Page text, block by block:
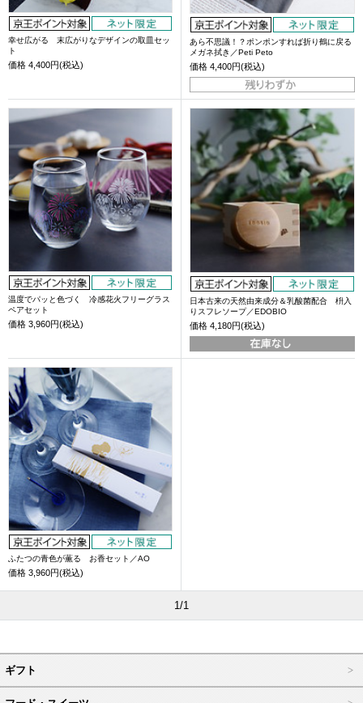
幸せ広がる 末広がりなデザインの取皿セッ
ト
価格 4,400円(税込)
あら不思議！？ポンポンすれば折り鶴に戻る
メガネ拭き／Peti Peto
価格 4,400円(税込)
温度でパッと色づく 冷感花火フリーグラス
ペアセット
価格 3,960円(税込)
日本古来の天然由来成分＆乳酸菌配合 枡入
りスフレソープ／EDOBIO
価格 4,180円(税込)
ふたつの青色が薫る お香セット／AO
価格 3,960円(税込)
1/1
ギフト